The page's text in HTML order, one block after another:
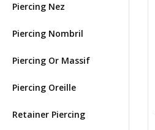
Piercing Nez
Piercing Nombril
Piercing Or Massif
Piercing Oreille
Retainer Piercing